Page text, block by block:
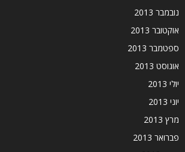
נובמבר 2013
אוקטובר 2013
ספטמבר 2013
אוגוסט 2013
יולי 2013
יוני 2013
מרץ 2013
פברואר 2013